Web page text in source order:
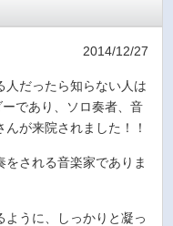
2014/12/27
人だったら知らない人は
であり、ソロ奏者、音
が来院されました！！
される音楽家でありま
うに、しっかりと凝っ